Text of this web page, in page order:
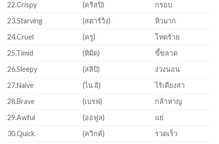
22.Crispy
(คริสปิ)
กรอบ
23.Starving
(สตาร์วิง)
หิวมาก
24.Cruel
(ครู)
โหดร้าย
25.Timid
(ทิมิด)
ขี้ขลาด
26.Sleepy
(สลิปิ)
ง่วงนอน
27.Naive
(ไน อิ)
ไร้เดียงสา
28.Brave
(เบรฟ)
กล้าหาญ
29.Awful
(ออฟูล)
แย่
30.Quick
(ควิกค์)
รวดเร็ว